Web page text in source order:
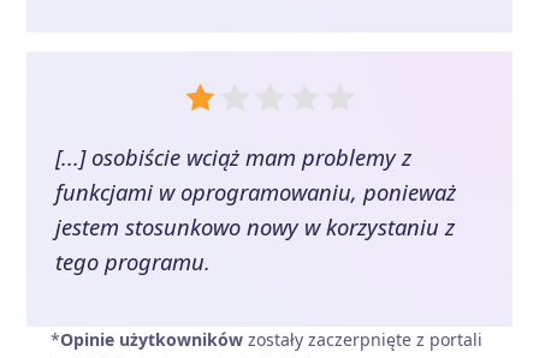
[...] osobiście wciąż mam problemy z
funkcjami w oprogramowaniu, ponieważ
jestem stosunkowo nowy w korzystaniu z
tego programu.
*Opinie użytkowników zostały zaczerpnięte z portali